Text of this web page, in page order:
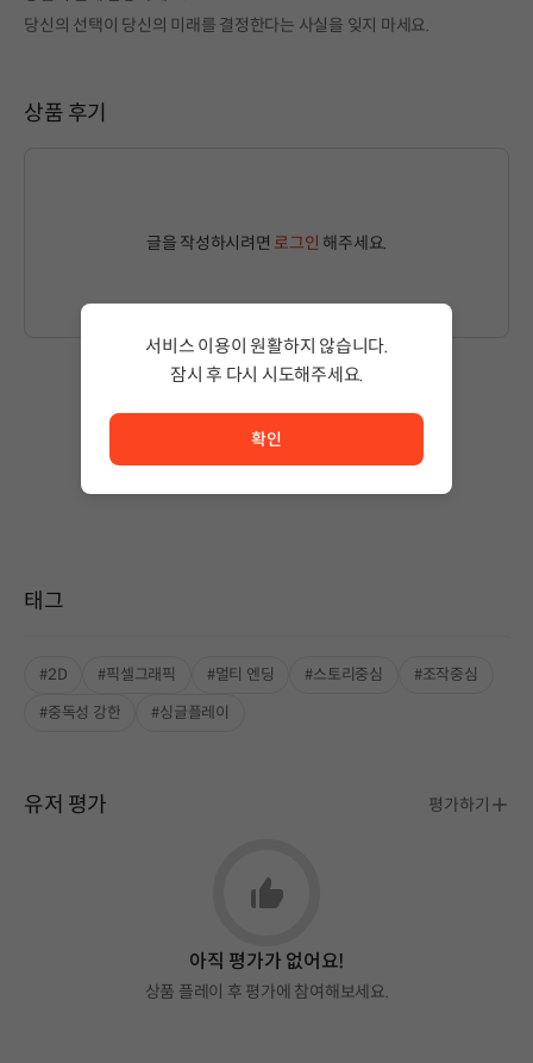
당신의 선택이 당신의 미래를 결정한다는 사실을 잊지 마세요.
상품 후기
글을 작성하시려면 로그인 해주세요.
작성된 글이 없습니다.
상품 이용 후 첫 번째 글을 남겨보세요!
태그
#2D #픽셀그래픽 #멀티 엔딩 #스토리중심
#조작중심
#중독성 강한
#싱글플레이
유저 평가 평가하기
아직 평가가 없어요!
상품 플레이 후 평가에 참여해보세요.
서비스 이용이 원활하지 않습니다.
잠시 후 다시 시도해주세요.
확인